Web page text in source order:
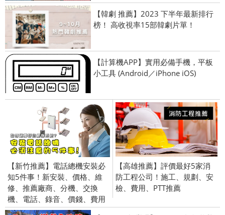
【韓劇 推薦】2023 下半年最新排行
榜！ 高收視率15部韓劇片單！
【計算機APP】實用必備手機，平板
小工具 (Android／iPhone iOS)
【新竹推薦】電話總機安裝必
知5件事！新安裝、價格、維
修、推薦廠商、分機、交換
機、電話、錄音、價錢、費用
【高雄推薦】評價最好5家消
防工程公司！施工、規劃、安
檢、費用、PTT推薦